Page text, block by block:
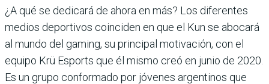
¿A qué se dedicará de ahora en más? Los diferentes
medios deportivos coinciden en que el Kun se abocará
al mundo del gaming, su principal motivación, con el
equipo Krü Esports que él mismo creó en junio de 2020.
Es un grupo conformado por jóvenes argentinos que